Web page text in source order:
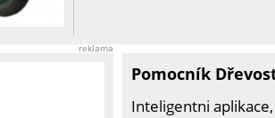
reklama
Pomocník
Inteligentni